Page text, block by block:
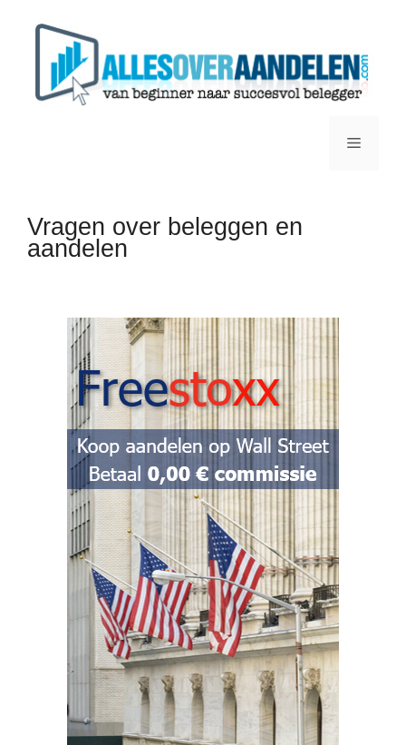
Menu
Vragen over beleggen en
aandelen